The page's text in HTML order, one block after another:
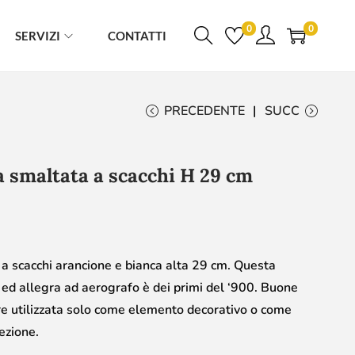
SERVIZI CONTATTI 0 0
PRECEDENTE SUCC
a scacchi H 29 cm
arancione e bianca alta 29 cm. Questa
allegra ad aerografo è dei primi del ‘900. Buone
utilizzata solo come elemento decorativo o come